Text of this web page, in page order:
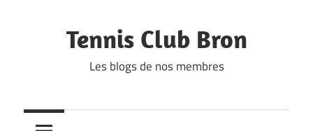
Tennis Club Bron
Les blogs de nos membres